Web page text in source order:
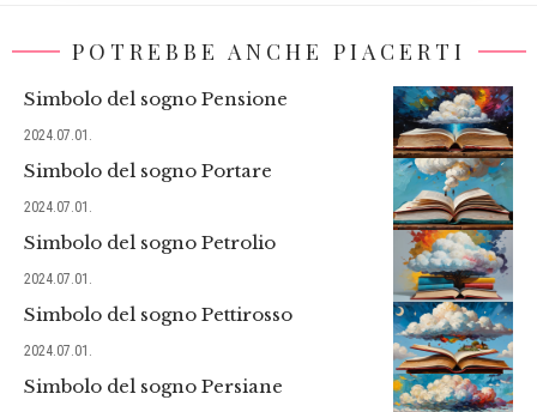
POTREBBE ANCHE PIACERTI
Simbolo del sogno Pensione
2024.07.01.
Simbolo del sogno Portare
2024.07.01.
Simbolo del sogno Petrolio
2024.07.01.
Simbolo del sogno Pettirosso
2024.07.01.
Simbolo del sogno Persiane